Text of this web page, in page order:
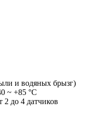
и водяных брызг)
~ +85 °С
2 до 4 датчиков